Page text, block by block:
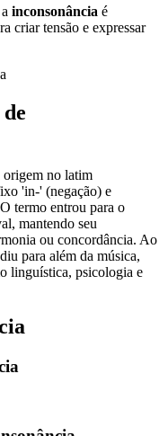
inconsonância é
criar tensão e expressar
de
origem no latim
'in-' (negação) e
termo entrou para o
mantendo seu
ou concordância. Ao
para além da música,
linguística, psicologia e